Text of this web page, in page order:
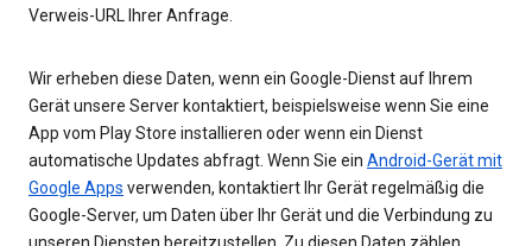
Verweis-URL Ihrer Anfrage.
Wir erheben diese Daten, wenn ein Google-Dienst auf Ihrem
Gerät unsere Server kontaktiert, beispielsweise wenn Sie eine
App vom Play Store installieren oder wenn ein Dienst
automatische Updates abfragt. Wenn Sie ein Android-Gerät mit
Google Apps verwenden, kontaktiert Ihr Gerät regelmäßig die
Google-Server, um Daten über Ihr Gerät und die Verbindung zu